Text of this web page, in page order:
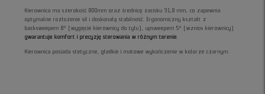
Kierownica ma szerokość 800mm oraz średnicę zacisku 31,8 mm, co zapewnia
optymalne rozłożenie sił i doskonałą stabilność. Ergonomiczny kształt z
backsweepem 8° (wygięcie kierownicy do tyłu), upsweepem 5° (wznios kierownicy)
gwarantuje komfort i precyzję sterowania w różnym terenie.
Kierownica posiada stetyczne, gładkie i matowe wykończenie w kolorze czarnym.